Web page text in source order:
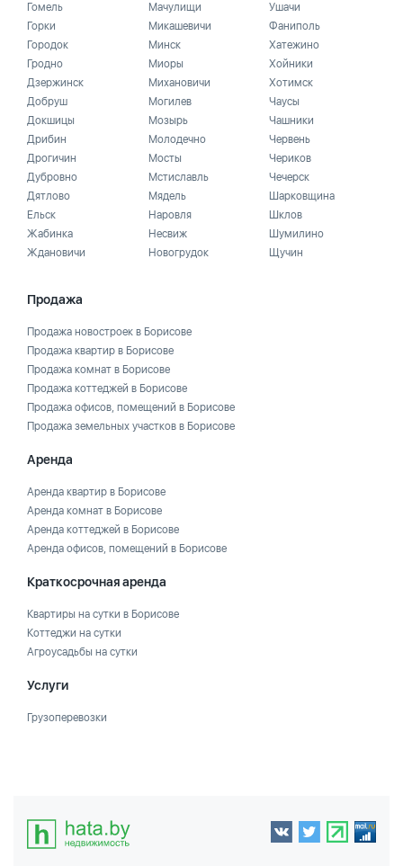
Гомель
Горки
Городок
Гродно
Дзержинск
Добруш
Докшицы
Дрибин
Дрогичин
Дубровно
Дятлово
Ельск
Жабинка
Ждановичи
Мачулищи
Микашевичи
Минск
Миоры
Михановичи
Могилев
Мозырь
Молодечно
Мосты
Мстиславль
Мядель
Наровля
Несвиж
Новогрудок
Ушачи
Фаниполь
Хатежино
Хойники
Хотимск
Чаусы
Чашники
Червень
Чериков
Чечерск
Шарковщина
Шклов
Шумилино
Щучин
Продажа
Продажа новостроек в Борисове
Продажа квартир в Борисове
Продажа комнат в Борисове
Продажа коттеджей в Борисове
Продажа офисов, помещений в Борисове
Продажа земельных участков в Борисове
Аренда
Аренда квартир в Борисове
Аренда комнат в Борисове
Аренда коттеджей в Борисове
Аренда офисов, помещений в Борисове
Краткосрочная аренда
Квартиры на сутки в Борисове
Коттеджи на сутки
Агроусадьбы на сутки
Услуги
Грузоперевозки